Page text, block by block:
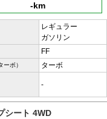
-km
レギュラー
ガソリン
FF
ーボ） ターボ
-
シート 4WD